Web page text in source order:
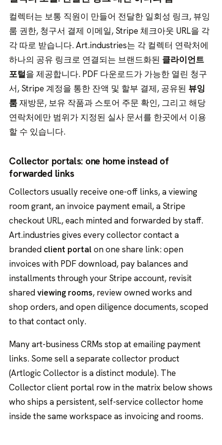
컬렉터는 보통 직원이 만들어 전달한 일회성 링크, 뷰잉
룸 권한, 청구서 결제 이메일, Stripe 체크아웃 URL을 각
각 따로 받습니다. Art.industries는 각 컬렉터 연락처에
하나의 공유 링크로 연결되는 브랜드화된 클라이언트
포털을 제공합니다. PDF 다운로드가 가능한 열린 청구
서, Stripe 계정을 통한 잔액 및 할부 결제, 공유된 뷰잉
룸재방문, 보유 작품과 스토어 주문 확인, 그리고 해당
연락처에만 범위가 지정된 실사 문서를 한곳에서 이용
할 수 있습니다.
Collector portals: one home instead of
forwarded links
Collectors usually receive one-off links, a viewing
room grant, an invoice payment email, a Stripe
checkout URL, each minted and forwarded by staff.
Art.industries gives every collector contact a
branded client portal on one share link: open
invoices with PDF download, pay balances and
installments through your Stripe account, revisit
sharedviewing rooms, review owned works and
shop orders, and open diligence documents, scoped
to that contact only.
Many art-business CRMs stop at emailing payment
links. Some sell a separate collector product
(Artlogic Collector is a distinct module). The
Collector client portal row in the matrix below shows
who ships a persistent, self-service collector home
inside the same workspace as invoicing and rooms.